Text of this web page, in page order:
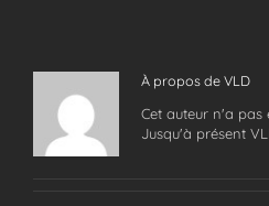
À propos deVLD
Cet auteur n'a pas
Jusqu'à présent